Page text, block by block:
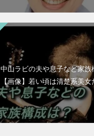
中山ラビの夫や息子など家族
【画像】若い頃は清楚系美女